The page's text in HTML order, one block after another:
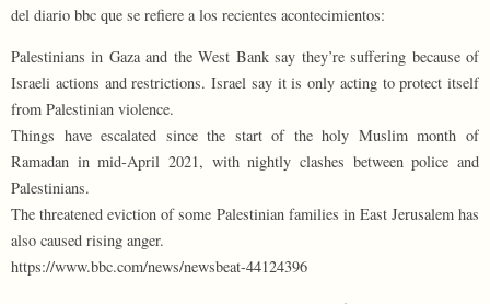
del diario bbc que se refiere a los recientes acontecimientos:
Palestinians in Gaza and the West Bank say they’re suffering because of
Israeli actions and restrictions. Israel say it is only acting to protect itself
from Palestinian violence.
Things have escalated since the start of the holy Muslim month of
Ramadan in mid-April 2021, with nightly clashes between police and
Palestinians.
The threatened eviction of some Palestinian families in East Jerusalem has
also caused rising anger.
https://www.bbc.com/news/newsbeat-44124396